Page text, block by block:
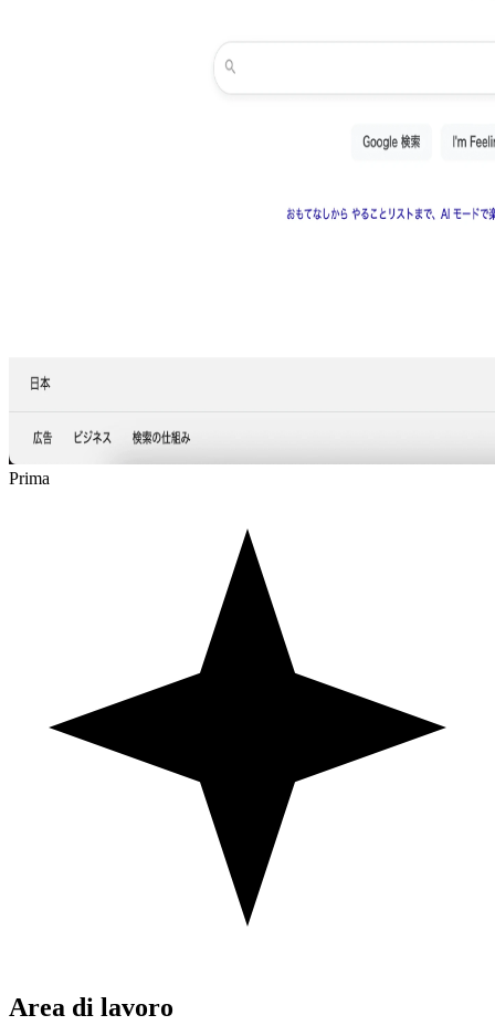
Prima
Area di lavoro